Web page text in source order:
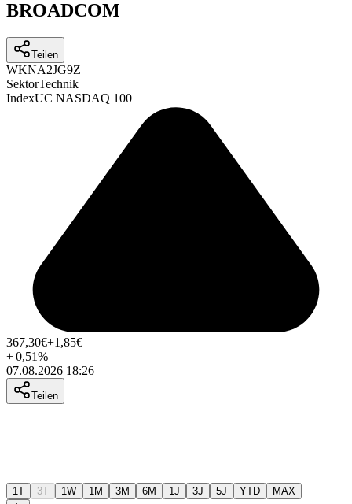
BROADCOM
Teilen
WKNA2JG9Z
SektorTechnik
IndexUC NASDAQ 100
367,30€+1,85€
+0,51%
07.08.2026 18:26
Teilen
1T 3T 1W 1M 3M 6M 1J 3J 5J YTD MAX